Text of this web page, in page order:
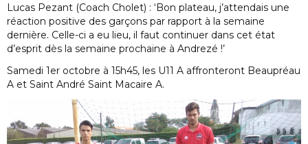
Lucas Pezant (Coach Cholet) : ‘Bon plateau, j’attendais une
réaction positive des garçons par rapport à la semaine
dernière. Celle-ci a eu lieu, il faut continuer dans cet état
d’esprit dès la semaine prochaine à Andrezé !’
Samedi 1er octobre à 15h45, les U11 A affronteront Beaupréau
A et Saint André Saint Macaire A.